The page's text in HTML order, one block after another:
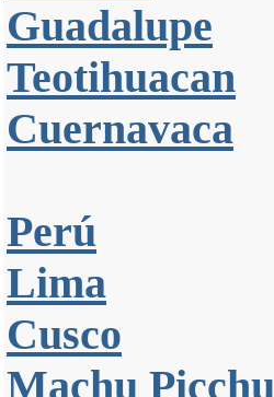
Guadalupe
Teotihuacan
Cuernavaca
Perú
Lima
Cusco
Machu Picchu